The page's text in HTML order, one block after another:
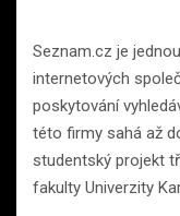
Seznam.cz je
internetových
poskytování
této firmy sahá až
studentský projekt
fakulty Univerzity